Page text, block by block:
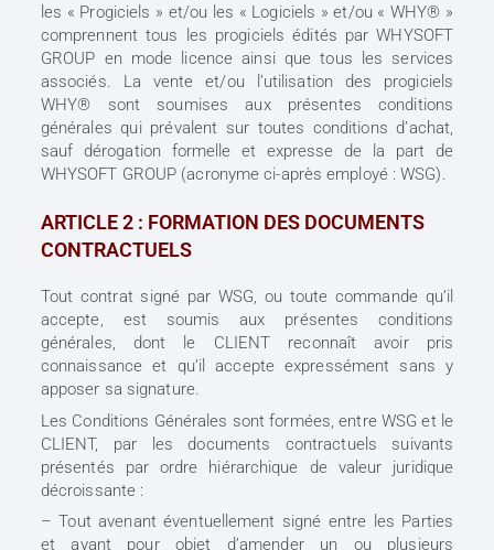
les « Progiciels » et/ou les « Logiciels » et/ou « WHY® »
comprennent tous les progiciels édités par WHYSOFT
GROUP en mode licence ainsi que tous les services
associés. La vente et/ou l’utilisation des progiciels
WHY® sont soumises aux présentes conditions
générales qui prévalent sur toutes conditions d’achat,
sauf dérogation formelle et expresse de la part de
WHYSOFT GROUP (acronyme ci-après employé : WSG).
ARTICLE 2 : FORMATION DES DOCUMENTS
CONTRACTUELS
Tout contrat signé par WSG, ou toute commande qu’il
accepte, est soumis aux présentes conditions
générales, dont le CLIENT reconnaît avoir pris
connaissance et qu’il accepte expressément sans y
apposer sa signature.
Les Conditions Générales sont formées, entre WSG et le
CLIENT, par les documents contractuels suivants
présentés par ordre hiérarchique de valeur juridique
décroissante :
– Tout avenant éventuellement signé entre les Parties
et ayant pour objet d’amender un ou plusieurs